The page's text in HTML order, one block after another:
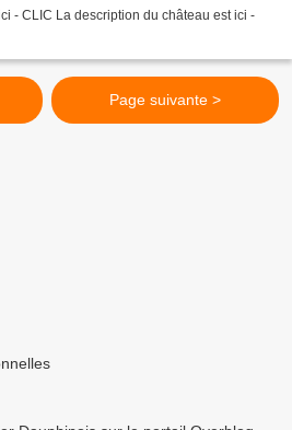
- CLIC La description du château est ici -
Page suivante >